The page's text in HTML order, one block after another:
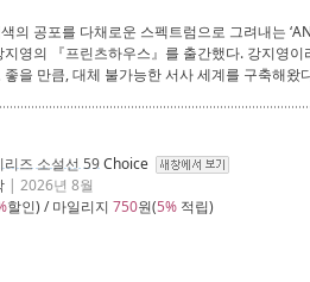
의 공포를 다채로운 스펙트럼으로 그려내는
영의 『프린츠하우스』를 출간했다. 강지영이
을 만큼, 대체 불가능한 서사 세계를 구축해왔
즈 소설선 59Choice
| 2026년 8월
할인) / 마일리지 750원(5% 적립)